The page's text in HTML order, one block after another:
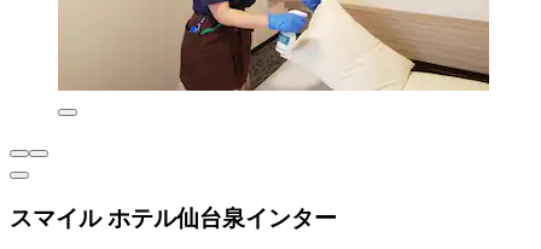
スマイル ホテル仙台泉インター